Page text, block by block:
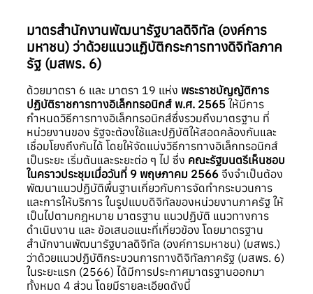
มาตรสำนักงานพัฒนารัฐบาลดิจิทัล (องค์การ
มหาชน) ว่าด้วยแนวแฏิบัติกระการทางดิจิทัลภาค
รัฐ (มสพร. 6)
ด้วยมาตรา 6 และ มาตรา 19 แห่ง พระราชบัญญัติการ
ปฏิบัติราชการทางอิเล็กทรอนิกส์ พ.ศ. 2565 ให้มีการ
กำหนดวิธีการทางอิเล็กทรอนิกส์ซึ่งรวมถึงมาตรฐาน ที่
หน่วยงานของ รัฐจะต้องใช้และปฏิบัติให้สอดคล้องกันและ
เชื่อมโยงถึงกันได้ โดยให้จัดแบ่งวิธีการทางอิเล็กทรอนิกส์
เป็นระยะ เริ่มต้นและระยะต่อ ๆ ไป ซึ่ง คณะรัฐมนตรีเห็นชอบ
ในคราวประชุมเมื่อวันที่ 9 พฤษภาคม 2566 จึงจำเป็นต้อง
พัฒนาแนวปฏิบัติพื้นฐานเกี่ยวกับการจัดทำกระบวนการ
และการให้บริการ ในรูปแบบดิจิทัลของหน่วยงานภาครัฐ ให้
เป็นไปตามกฎหมาย มาตรฐาน แนวปฏิบัติ แนวทางการ
ดำเนินงาน และ ข้อเสนอแนะที่เกี่ยวข้อง โดยมาตรฐาน
สำนักงานพัฒนารัฐบาลดิจิทัล (องค์การมหาชน) (มสพร.)
ว่าด้วยแนวปฏิบัติกระบวนการทางดิจิทัลภาครัฐ (มสพร. 6)
ในระยะแรก (2566) ได้มีการประกาศมาตรฐานออกมา
ทั้งหมด 4 ส่วน โดยมีรายละเอียดดังนี้